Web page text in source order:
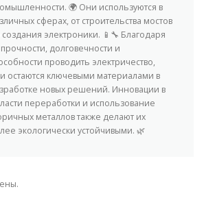
🌍 Они используются в
сферах, от строительства мостов
электроники. 📱🔧 Благодаря
долговечности и
проводить электричество,
остаются ключевыми материалами в
новых решений. Инновации в
переработки и использование
металлов также делают их
экологически устойчивыми. 🌿